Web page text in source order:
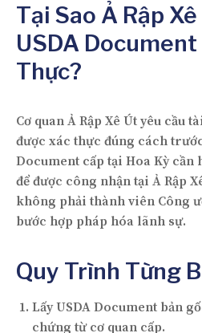
Tại Sao Ả Rập
USDA
Thực?
Cơ quan Ả Rập Xê Út yêu cầu
được xác thực đúng cách
Document cấp tại Hoa Kỳ cần
để được công nhận tại Ả Rập
không phải thành viên Công
bước hợp pháp hóa lãnh sự.
Quy Trình Từng
Lấy USDA Document bản
chứng từ cơ quan cấp.